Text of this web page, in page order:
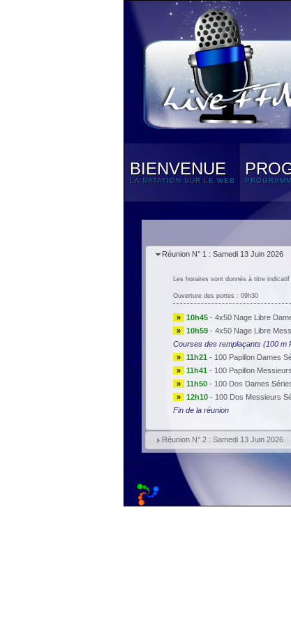
BIENVENUE
LA NATATION SUR LE WEB
Réunion N° 1 : Samedi 13 Juin 2026
Les horaires sont donnés à titre indicatif
Ouverture des portes : 09h30
» 10h45- 4x50 Nage Libre
»
10h59- 4x50 Nage Libre
Courses des remplaçants (100 m
»
11h21 - 100 Papillon Dames
»
11h41 - 100 Papillon
»
11h50- 100 Dos Dames
»
12h10- 100 Dos Messieurs
Fin de la réunion
Réunion N° 2 : Samedi 13 Juin 2026